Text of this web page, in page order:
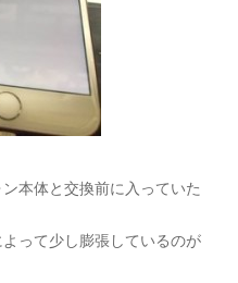
本体と交換前に入っていた
って少し膨張しているのが